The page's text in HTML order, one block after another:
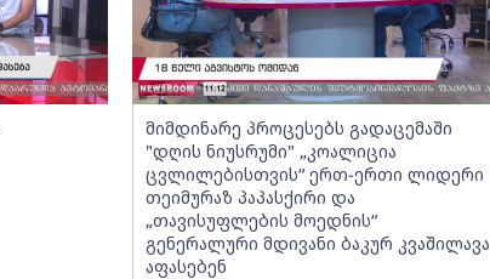
მიმდინარე პროცესებს გადაცემაში
"დღის ნიუსრუმი" „კოალიცია
ცვლილებისთვის“ ერთ-ერთი ლიდერი
თეიმურაზ პაპასქირი და
„თავისუფლების მოედნის“
გენერალური მდივანი ბაკურ კვაშილავა
აფასებენ